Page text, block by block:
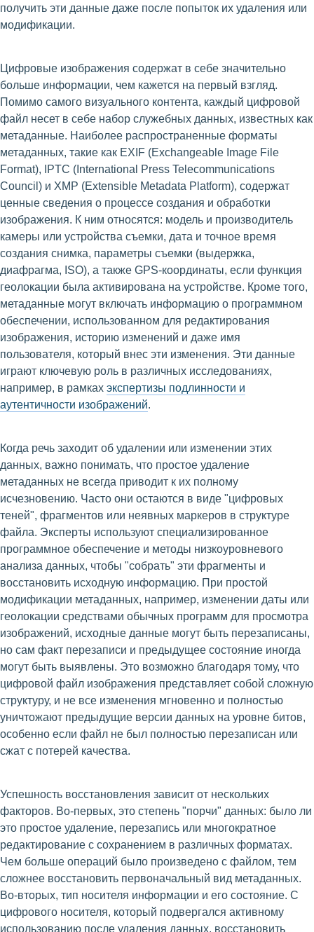
получить эти данные даже после попыток их удаления или
модификации.
Цифровые изображения содержат в себе значительно
больше информации, чем кажется на первый взгляд.
Помимо самого визуального контента, каждый цифровой
файл несет в себе набор служебных данных, известных как
метаданные. Наиболее распространенные форматы
метаданных, такие как EXIF (Exchangeable Image File
Format), IPTC (International Press Telecommunications
Council) и XMP (Extensible Metadata Platform), содержат
ценные сведения о процессе создания и обработки
изображения. К ним относятся: модель и производитель
камеры или устройства съемки, дата и точное время
создания снимка, параметры съемки (выдержка,
диафрагма, ISO), а также GPS-координаты, если функция
геолокации была активирована на устройстве. Кроме того,
метаданные могут включать информацию о программном
обеспечении, использованном для редактирования
изображения, историю изменений и даже имя
пользователя, который внес эти изменения. Эти данные
играют ключевую роль в различных исследованиях,
например, в рамках экспертизы подлинности и
аутентичности изображений.
Когда речь заходит об удалении или изменении этих
данных, важно понимать, что простое удаление
метаданных не всегда приводит к их полному
исчезновению. Часто они остаются в виде "цифровых
теней", фрагментов или неявных маркеров в структуре
файла. Эксперты используют специализированное
программное обеспечение и методы низкоуровневого
анализа данных, чтобы "собрать" эти фрагменты и
восстановить исходную информацию. При простой
модификации метаданных, например, изменении даты или
геолокации средствами обычных программ для просмотра
изображений, исходные данные могут быть перезаписаны,
но сам факт перезаписи и предыдущее состояние иногда
могут быть выявлены. Это возможно благодаря тому, что
цифровой файл изображения представляет собой сложную
структуру, и не все изменения мгновенно и полностью
уничтожают предыдущие версии данных на уровне битов,
особенно если файл не был полностью перезаписан или
сжат с потерей качества.
Успешность восстановления зависит от нескольких
факторов. Во-первых, это степень "порчи" данных: было ли
это простое удаление, перезапись или многократное
редактирование с сохранением в различных форматах.
Чем больше операций было произведено с файлом, тем
сложнее восстановить первоначальный вид метаданных.
Во-вторых, тип носителя информации и его состояние. С
цифрового носителя, который подвергался активному
использованию после удаления данных, восстановить